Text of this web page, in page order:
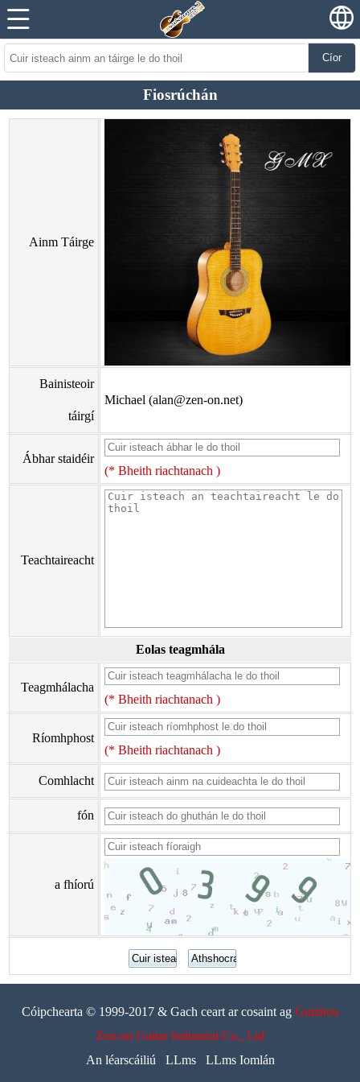
Cíor
Fiosrúchán
Ainm Táirge
Bainisteoir
táirgí
Michael (alan@zen-on.net)
Ábhar staidéir
(* Bheith riachtanach )
Teachtaireacht
Eolas teagmhála
Teagmhálacha
(* Bheith riachtanach )
Ríomhphost
(* Bheith riachtanach )
Comhlacht
fón
a fhíorú
Cóipchearta © 1999-2017 & Gach ceart ar cosaint ag Guizhou
Zen-on Guitar Industrial Co., Ltd
An léarscáiliú
LLms LLms Iomlán